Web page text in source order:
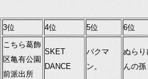
3位 4位 5位 6位
こちら葛飾
区亀有公園
前派出所
SKET
DANCE
バクマ
ン。
ぬらり
んの孫